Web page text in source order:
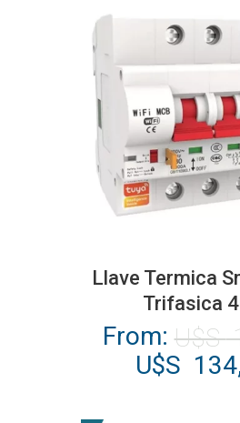
se
elegir
en
la
de
tiene
Las
Llave Termica
Trifasica
From: U$S
El
U$S